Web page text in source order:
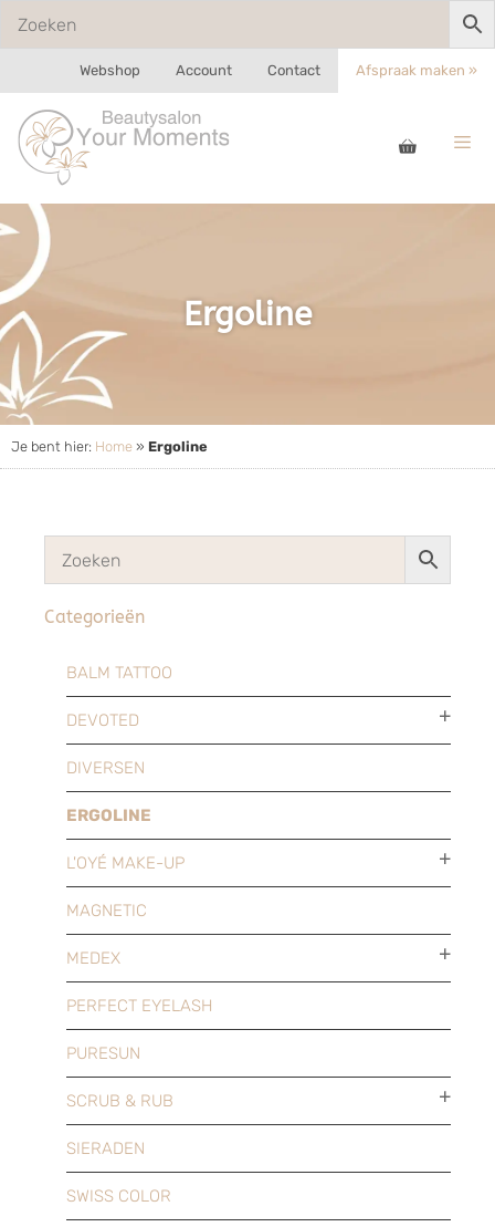
Webshop Account Contact Afspraak maken »
Ergoline
Je bent hier: Home » Ergoline
Categorieën
BALM TATTOO
DEVOTED
DIVERSEN
ERGOLINE
L'OYÉ MAKE-UP
MAGNETIC
MEDEX
PERFECT EYELASH
PURESUN
SCRUB & RUB
SIERADEN
SWISS COLOR